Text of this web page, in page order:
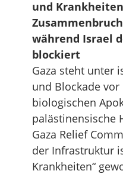
und
während Israel
blockiert
Gaza steht unter
und Blockade
biologischen
palästinensische
Gaza Relief
der Infrastruktur
Krankheiten“